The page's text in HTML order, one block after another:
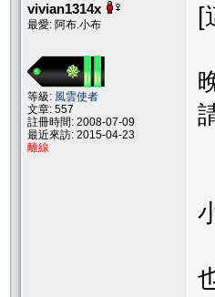
vivian1314x
最愛: 阿布.小布
等級: 風雲使者
文章: 557
註冊時間: 2008-07-09
最近來訪: 2015-04-23
離線
[